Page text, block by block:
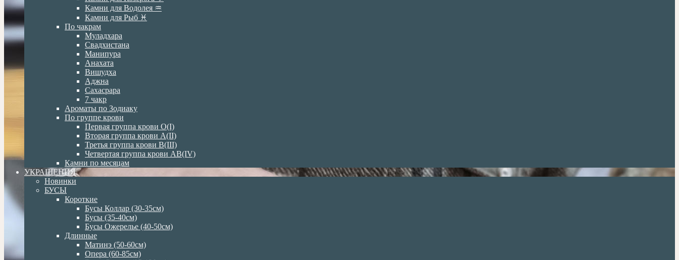
Камни для Водолея ♒️
Камни для Рыб ♓️
По чакрам
Муладхара
Свадхистана
Манипура
Анахата
Вишудха
Аджна
Сахасрара
7 чакр
Ароматы по Зодиаку
По группе крови
Первая группа крови О(I)
Вторая группа крови А(II)
Третья группа крови В(III)
Четвертая группа крови АВ(IV)
Камни по месяцам
УКРАШЕНИЯ
Новинки
БУСЫ
Короткие
Бусы Коллар (30-35см)
Бусы (35-40см)
Бусы Ожерелье (40-50см)
Длинные
Матинэ (50-60см)
Опера (60-85см)